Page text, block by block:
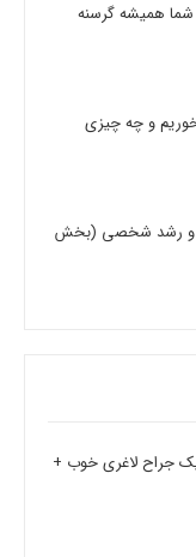
شما همیشه گرسنه
و چه چیزی
و رشد شخصی (بخش
(9 ویژگی یک جراح لاغری خوب +